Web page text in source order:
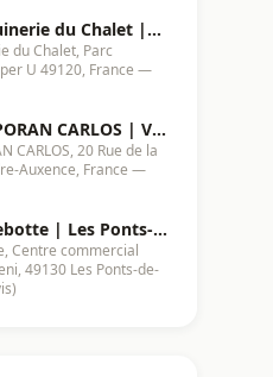
du Chalet |
du Chalet, Parc
U 49120, France —
CARLOS | Val
CARLOS, 20 Rue de la
Auxence, France —
| Les Ponts-
Centre commercial
49130 Les Ponts-de-